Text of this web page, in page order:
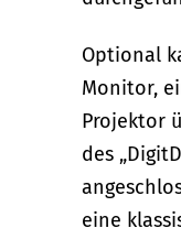
Optional
Monitor,
Projektor
des
eine